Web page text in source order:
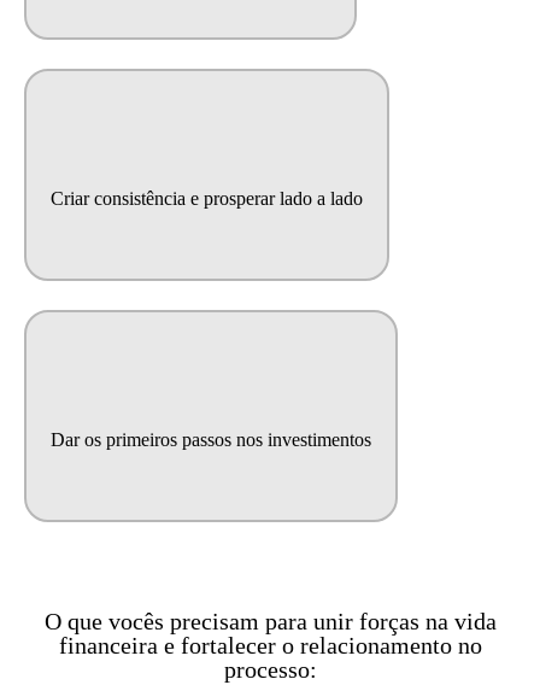
Criar consistência e prosperar lado a lado
Dar os primeiros passos nos investimentos
O que vocês precisam para unir forças na vida
financeira e fortalecer o relacionamento no
processo: